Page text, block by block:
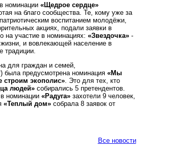
номинации «Щедрое сердце»
на благо сообщества. Те, кому уже за
воспитанием молодёжи,
акциях, подали заявки в
на участие в номинациях: «Звездочка»-
и вовлекающей население в
традиции.
для граждан и семей,
предусмотрена номинация «Мы
строим экополис». Это для тех, кто
людей»собирались 5 претендентов.
номинации «Радуга»захотели 9 человек,
«Теплый дом»собрала 8 заявок от
Все новости